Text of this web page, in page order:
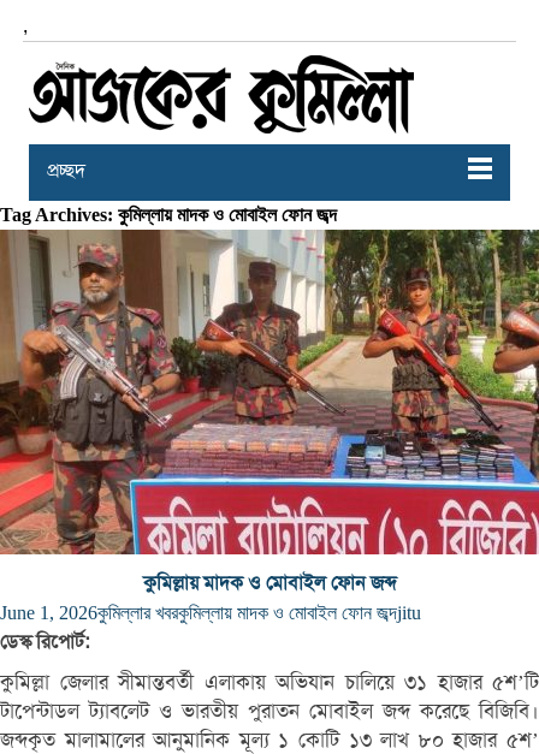
,
প্রচ্ছদ
Tag Archives: কুমিল্লায় মাদক ও মোবাইল ফোন জব্দ
কুমিল্লায় মাদক ও মোবাইল ফোন জব্দ
June 1, 2026কুমিল্লার খবরকুমিল্লায় মাদক ও মোবাইল ফোন জব্দjitu
ডেস্ক রিপোর্ট:
কুমিল্লা জেলার সীমান্তবর্তী এলাকায় অভিযান চালিয়ে ৩১ হাজার ৫শ’টি
টাপেন্টাডল ট্যাবলেট ও ভারতীয় পুরাতন মোবাইল জব্দ করেছে বিজিবি।
জব্দকৃত মালামালের আনুমানিক মূল্য ১ কোটি ১৩ লাখ ৮০ হাজার ৫শ’